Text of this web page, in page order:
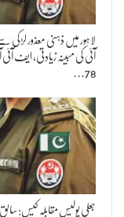
لاہور میں ذہنی معذور
آئی کی مبینہ زیادتی، ایف آئی
78…
جعلی پولیس مقابلہ کیس: